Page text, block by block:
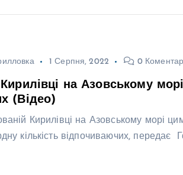
1 Серпня, 2022 0
на Азовському
(Відео)
Кирилівці на Азовському морі
кількість відпочиваючих, передає